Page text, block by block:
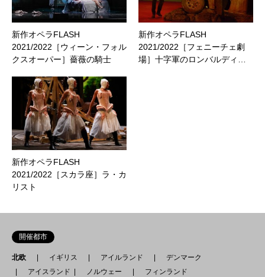
新作オペラFLASH
2021/2022［ウィーン・フォル
クスオーパー］薔薇の騎士
新作オペラFLASH
2021/2022［フェニーチェ劇
場］十字軍のロンバルディ…
新作オペラFLASH
2021/2022［スカラ座］ラ・カ
リスト
開催都市
北欧 イギリス アイルランド
デンマーク
アイスランド
ノルウェー
フィンランド